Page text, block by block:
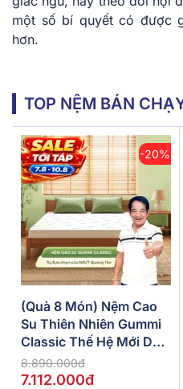
một số bí quyết có được
hơn.
TOP NỆM BÁN
-20%
(Quà 8 Món) Nệm Cao
Su Thiên Nhiên Gummi
Classic Thế Hệ Mới Dày
5/10/15cm
8.890.000đ
7.112.000đ